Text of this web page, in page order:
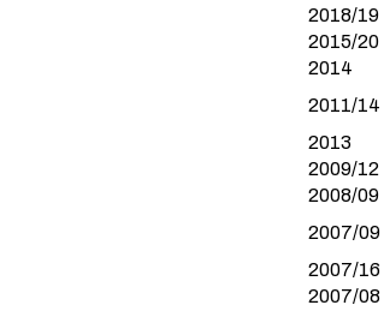
2018/19
2015/20
2014
2011/14
2013
2009/12
2008/09
2007/09
2007/16
2007/08